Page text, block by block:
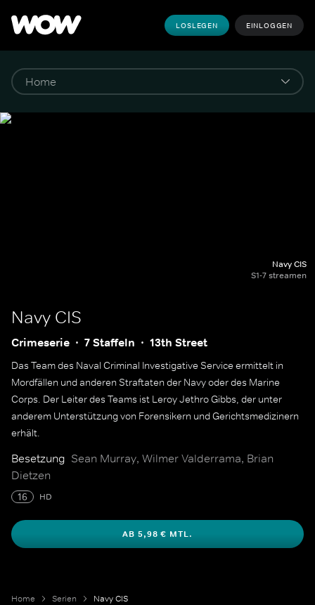
LOSLEGEN EINLOGGEN
Navy CIS
S1-7 streamen
Navy CIS
Crimeserie 7 Staffeln 13th Street
Das Team des Naval Criminal Investigative Service ermittelt in
Mordfällen und anderen Straftaten der Navy oder des Marine
Corps. Der Leiter des Teams ist Leroy Jethro Gibbs, der unter
anderem Unterstützung von Forensikern und Gerichtsmedizinern
erhält.
Besetzung Sean Murray, Wilmer Valderrama, Brian
Dietzen
16 HD
AB 5,98 € MTL.
Home Serien Navy CIS